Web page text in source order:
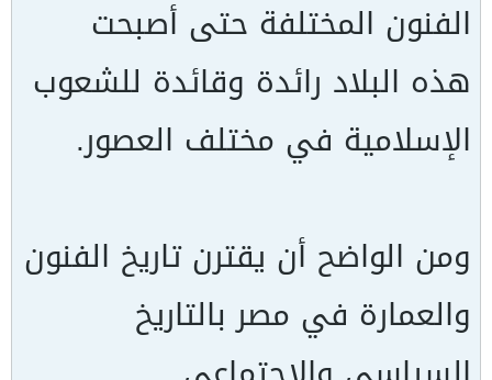
الفنون المختلفة حتى أصبحت
هذه البلاد رائدة وقائدة للشعوب
الإسلامية في مختلف العصور.
ومن الواضح أن يقترن تاريخ الفنون
والعمارة في مصر بالتاريخ